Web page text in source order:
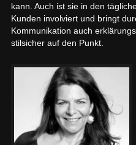
kann. Auch ist sie in den
Kunden involviert und bringt
Kommunikation auch
stilsicher auf den Punkt.